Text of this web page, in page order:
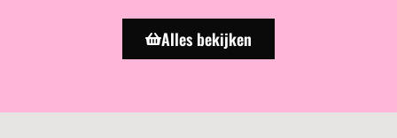
Alles bekijken